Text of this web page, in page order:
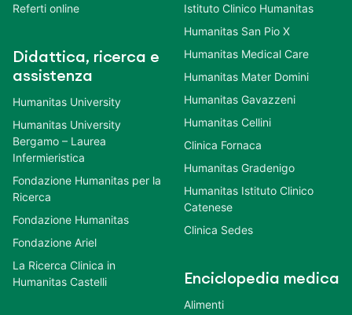
Referti online
Didattica, ricerca e
assistenza
Humanitas University
Humanitas University
Bergamo – Laurea
Infermieristica
Fondazione Humanitas per la
Ricerca
Fondazione Humanitas
Fondazione Ariel
La Ricerca Clinica in
Humanitas Castelli
Istituto Clinico Humanitas
Humanitas San Pio X
Humanitas Medical Care
Humanitas Mater Domini
Humanitas Gavazzeni
Humanitas Cellini
Clinica Fornaca
Humanitas Gradenigo
Humanitas Istituto Clinico
Catenese
Clinica Sedes
Enciclopedia medica
Alimenti